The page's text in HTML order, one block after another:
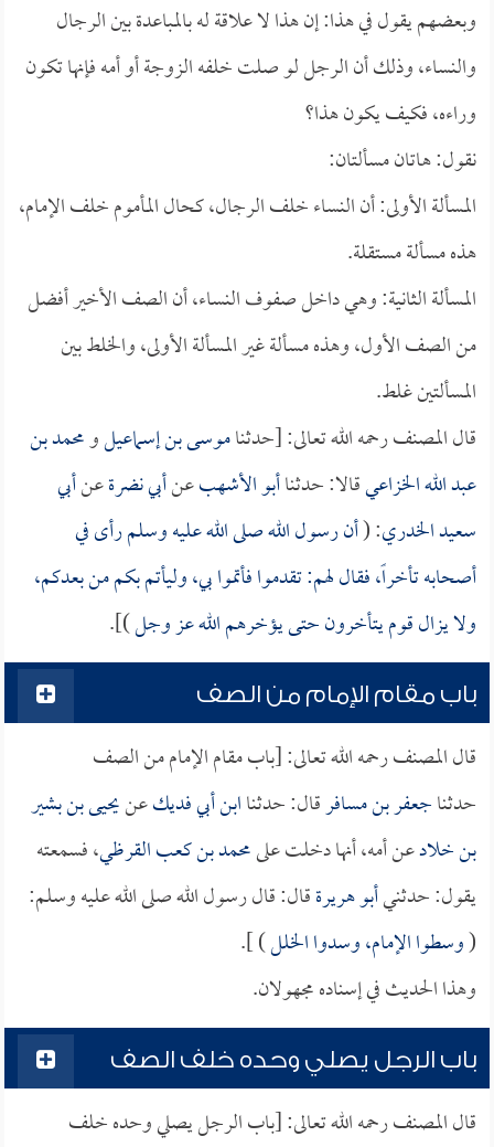
وبعضهم يقول في هذا: إن هذا لا علاقة له بالمباعدة بين الرجال
والنساء، وذلك أن الرجل لو صلت خلفه الزوجة أو أمه فإنها تكون
وراءه، فكيف يكون هذا؟
نقول: هاتان مسألتان:
المسألة الأولى: أن النساء خلف الرجال، كحال المأموم خلف الإمام،
هذه مسألة مستقلة.
المسألة الثانية: وهي داخل صفوف النساء، أن الصف الأخير أفضل
من الصف الأول، وهذه مسألة غير المسألة الأولى، والخلط بين
المسألتين غلط.
قال المصنف رحمه الله تعالى: [حدثناموسى بن إسماعيلومحمد بن
عبد الله الخزاعيقالا: حدثناأبو الأشهبعنأبي نضرةعنأبي
سعيد الخدري: (أن رسول الله صلى الله عليه وسلم رأى في
أصحابه تأخراً، فقال لهم: تقدموا فأتموا بي، وليأتم بكم من بعدكم،
ولا يزال قوم يتأخرون حتى يؤخرهم الله عز وجل)].
باب مقام الإمام من الصف
قال المصنف رحمه الله تعالى: [باب مقام الإمام من الصف
حدثناجعفر بن مسافرقال: حدثناابن أبي فديكعنيحيى بن بشير
بن خلادعن أمه، أنها دخلت علىمحمد بن كعب القرظي، فسمعته
يقول: حدثنيأبو هريرةقال: قال رسول الله صلى الله عليه وسلم:
(وسطوا الإمام، وسدوا الخلل) ].
وهذا الحديث في إسناده مجهولان.
باب الرجل يصلي وحده خلف الصف
قال المصنف رحمه الله تعالى: [باب الرجل يصلي وحده خلف